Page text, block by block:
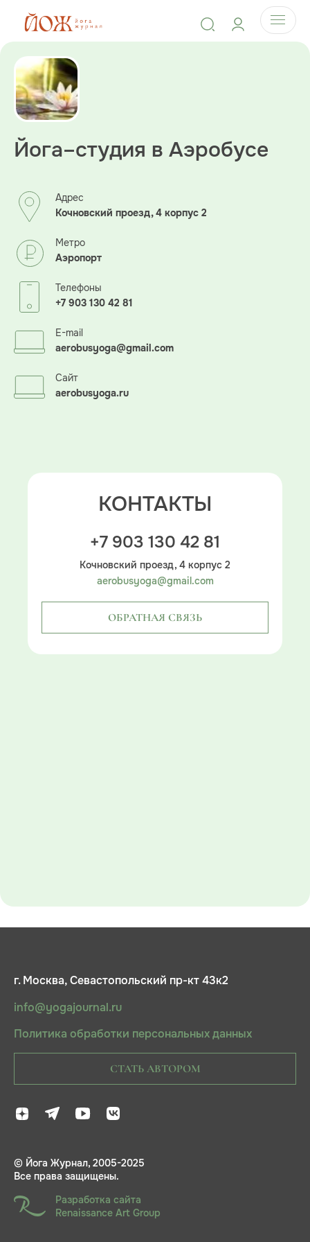
Йога–студия в Аэробусе
Адрес
Кочновский проезд, 4 корпус 2
Метро
Аэропорт
Телефоны
+7 903 130 42 81
E-mail
aerobusyoga@gmail.com
Сайт
aerobusyoga.ru
КОНТАКТЫ
+7 903 130 42 81
Кочновский проезд, 4 корпус 2
aerobusyoga@gmail.com
ОБРАТНАЯ СВЯЗЬ
г. Москва, Севастопольский пр-кт 43к2
info@yogajournal.ru
Политика обработки персональных данных
СТАТЬ АВТОРОМ
© Йога Журнал, 2005-2025
Все права защищены.
Разработка сайта
Renaissance Art Group